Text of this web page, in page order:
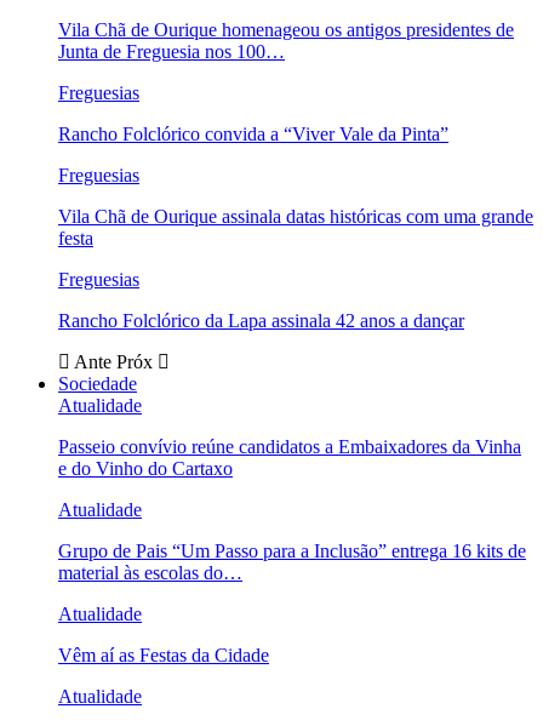
Vila Chã de Ourique homenageou os antigos presidentes de
Junta de Freguesia nos 100…
Freguesias
Rancho Folclórico convida a “Viver Vale da Pinta”
Freguesias
Vila Chã de Ourique assinala datas históricas com uma grande
festa
Freguesias
Rancho Folclórico da Lapa assinala 42 anos a dançar
Ante Próx
Sociedade
Atualidade
Passeio convívio reúne candidatos a Embaixadores da Vinha
e do Vinho do Cartaxo
Atualidade
Grupo de Pais “Um Passo para a Inclusão” entrega 16 kits de
material às escolas do…
Atualidade
Vêm aí as Festas da Cidade
Atualidade